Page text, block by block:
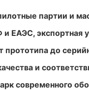
партии и
ЕАЭС, экспортная
прототипа до
и
современного